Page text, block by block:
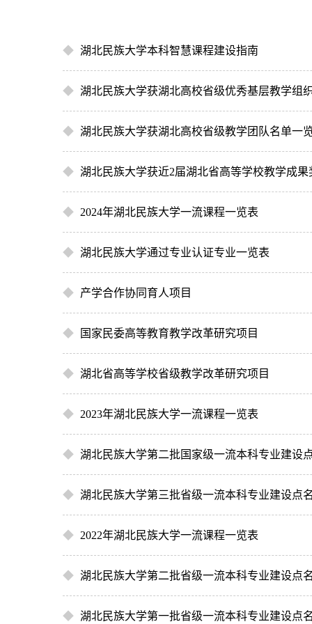
◆ 湖北民族大学本科智慧课程建设指南
◆ 湖北民族大学获湖北高校省级优秀基层教学组
◆ 湖北民族大学获湖北高校省级教学团队名单一
◆ 湖北民族大学获近2届湖北省高等学校教学成果
◆ 2024年湖北民族大学一流课程一览表
◆ 湖北民族大学通过专业认证专业一览表
◆ 产学合作协同育人项目
◆ 国家民委高等教育教学改革研究项目
◆ 湖北省高等学校省级教学改革研究项目
◆ 2023年湖北民族大学一流课程一览表
◆ 湖北民族大学第二批国家级一流本科专业建设
◆ 湖北民族大学第三批省级一流本科专业建设点
◆ 2022年湖北民族大学一流课程一览表
◆ 湖北民族大学第二批省级一流本科专业建设点
◆ 湖北民族大学第一批省级一流本科专业建设点